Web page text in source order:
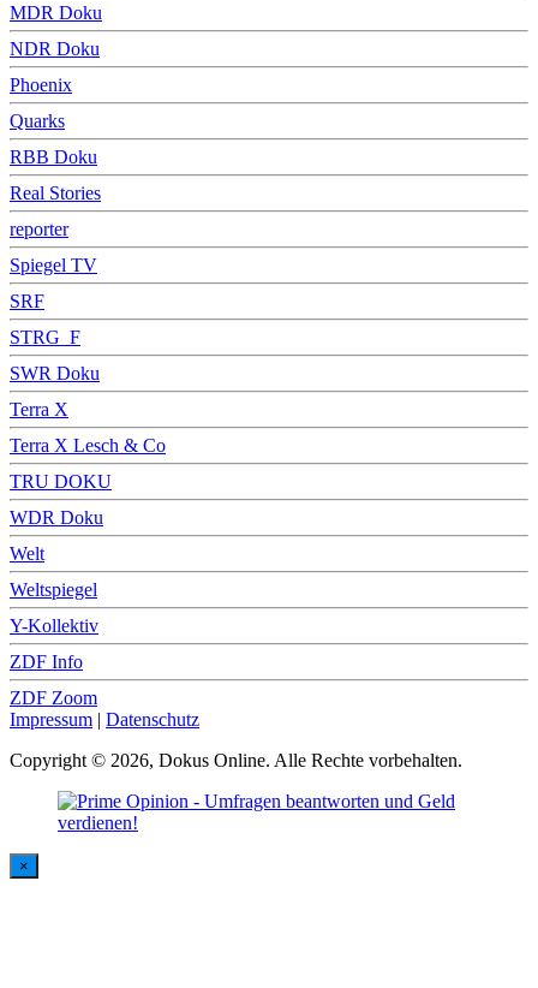
MDR Doku
NDR Doku
Phoenix
Quarks
RBB Doku
Real Stories
reporter
Spiegel TV
SRF
STRG_F
SWR Doku
Terra X
Terra X Lesch & Co
TRU DOKU
WDR Doku
Welt
Weltspiegel
Y-Kollektiv
ZDF Info
ZDF Zoom
Impressum | Datenschutz
Copyright © 2026, Dokus Online. Alle Rechte vorbehalten.
×